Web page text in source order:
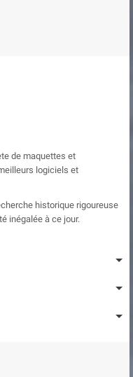
de maquettes et
logiciels et
historique rigoureuse
inégalée à ce jour.